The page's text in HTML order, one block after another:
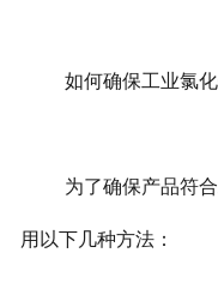
如何确保工业氯
为了确保产品符
用以下几种方法：